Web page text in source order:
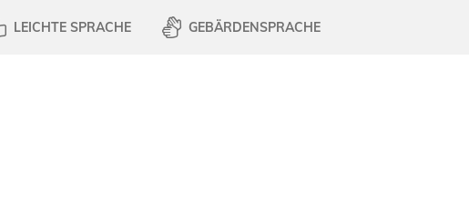
LEICHTE SPRACHE GEBÄRDENSPRACHE